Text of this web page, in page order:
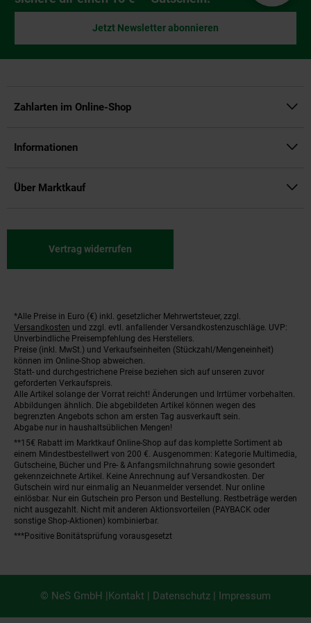
Jetzt Newsletter abonnieren
Zahlarten im Online-Shop
Informationen
Über Marktkauf
Vertrag widerrufen
Fußnoten
*Alle Preise in Euro (€) inkl. gesetzlicher Mehrwertsteuer, zzgl.
Versandkosten und zzgl. evtl. anfallender Versandkostenzuschläge. UVP:
Unverbindliche Preisempfehlung des Herstellers.
Preise (inkl. MwSt.) und Verkaufseinheiten (Stückzahl/Mengeneinheit)
können im Online-Shop abweichen.
Statt- und durchgestrichene Preise beziehen sich auf unseren zuvor
geforderten Verkaufspreis.
Alle Artikel solange der Vorrat reicht! Änderungen und Irrtümer vorbehalten.
Abbildungen ähnlich. Die abgebildeten Artikel können wegen des
begrenzten Angebots schon am ersten Tag ausverkauft sein.
Abgabe nur in haushaltsüblichen Mengen!
**15€ Rabatt im Marktkauf Online-Shop auf das komplette Sortiment ab
einem Mindestbestellwert von 200 €. Ausgenommen: Kategorie Multimedia,
Gutscheine, Bücher und Pre- & Anfangsmilchnahrung sowie gesondert
gekennzeichnete Artikel. Keine Anrechnung auf Versandkosten. Der
Gutschein wird nur einmalig an Neuanmelder versendet. Nur online
einlösbar. Nur ein Gutschein pro Person und Bestellung. Restbeträge werden
nicht ausgezahlt. Nicht mit anderen Aktionsvorteilen (PAYBACK oder
sonstige Shop-Aktionen) kombinierbar.
***Positive Bonitätsprüfung vorausgesetzt
© NeS GmbH |Kontakt | Datenschutz | Impressum